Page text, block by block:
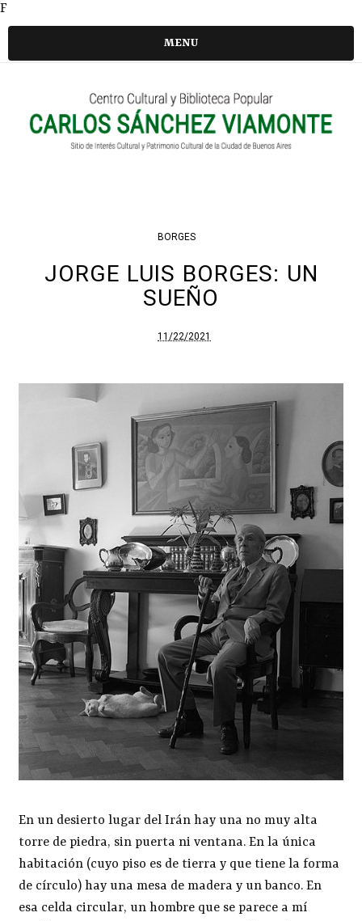
F
MENU
BORGES
JORGE LUIS BORGES: UN
SUEÑO
11/22/2021
En un desierto lugar del Irán hay una no muy alta
torre de piedra, sin puerta ni ventana. En la única
habitación (cuyo piso es de tierra y que tiene la forma
de círculo) hay una mesa de madera y un banco. En
esa celda circular, un hombre que se parece a mí